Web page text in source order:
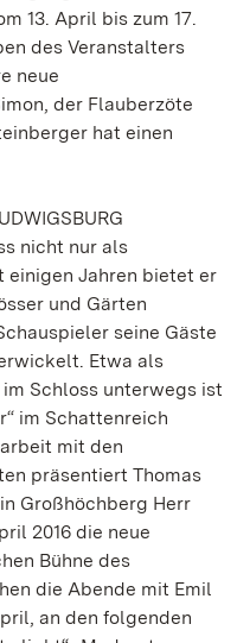
13. April bis zum 17.
des Veranstalters
neue
der Flauberzöte
hat einen
nicht nur als
einigen Jahren bietet er
und Gärten
seine Gäste
Etwa als
im Schloss unterwegs ist
im Schattenreich
mit den
präsentiert Thomas
Großhöchberg Herr
2016 die neue
Bühne des
die Abende mit Emil
an den folgenden